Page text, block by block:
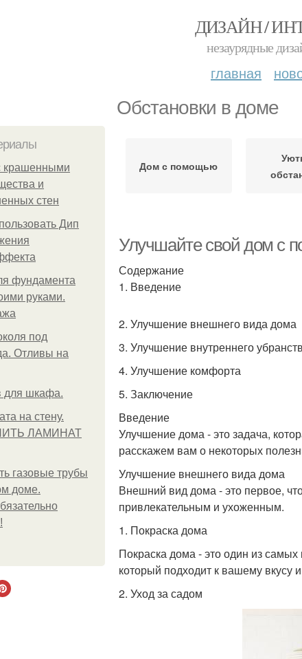
ДИЗАЙН /
незаурядные
главная
Обстановки в доме
крашенными
и
стен
Дип
фундамента
руками.
под
Отливы на
для шкафа.
на стену.
ЛАМИНАТ
газовые трубы
доме.
Дом с помощью
Улучшайте свой дом с
Содержание
1. Введение
2. Улучшение внешнего вида дома
3. Улучшение внутреннего
4. Улучшение комфорта
5. Заключение
Введение
Улучшение дома - это задача,
расскажем вам о некоторых
Улучшение внешнего вида дома
Внешний вид дома - это первое,
привлекательным и ухоженным.
1. Покраска дома
Покраска дома - это один из
который подходит к вашему вкусу
2. Уход за садом